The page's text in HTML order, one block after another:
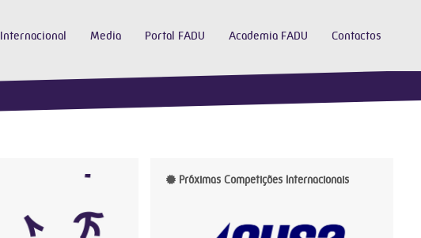
Internacional Media Portal FADU Academia FADU Contactos
Próximas Competições Internacionais